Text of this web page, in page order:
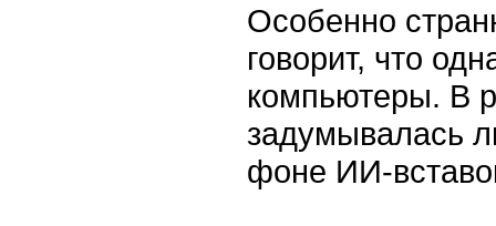
Особенно
говорит, что
компьютеры. В
задумывалась
фоне ИИ-